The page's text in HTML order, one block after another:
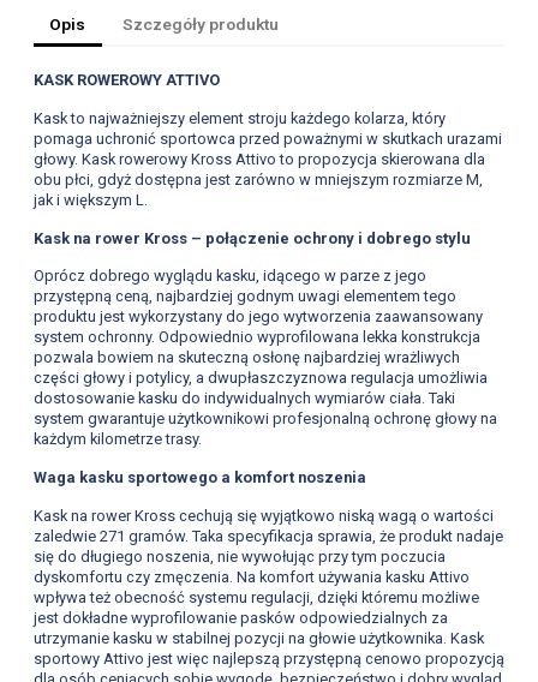
Opis Szczegóły produktu
KASK ROWEROWY ATTIVO
Kask to najważniejszy element stroju każdego kolarza, który
pomaga uchronić sportowca przed poważnymi w skutkach urazami
głowy. Kask rowerowy Kross Attivo to propozycja skierowana dla
obu płci, gdyż dostępna jest zarówno w mniejszym rozmiarze M,
jak i większym L.
Kask na rower Kross – połączenie ochrony i dobrego stylu
Oprócz dobrego wyglądu kasku, idącego w parze z jego
przystępną ceną, najbardziej godnym uwagi elementem tego
produktu jest wykorzystany do jego wytworzenia zaawansowany
system ochronny. Odpowiednio wyprofilowana lekka konstrukcja
pozwala bowiem na skuteczną osłonę najbardziej wrażliwych
części głowy i potylicy, a dwupłaszczyznowa regulacja umożliwia
dostosowanie kasku do indywidualnych wymiarów ciała. Taki
system gwarantuje użytkownikowi profesjonalną ochronę głowy na
każdym kilometrze trasy.
Waga kasku sportowego a komfort noszenia
Kask na rower Kross cechują się wyjątkowo niską wagą o wartości
zaledwie 271 gramów. Taka specyfikacja sprawia, że produkt nadaje
się do długiego noszenia, nie wywołując przy tym poczucia
dyskomfortu czy zmęczenia. Na komfort używania kasku Attivo
wpływa też obecność systemu regulacji, dzięki któremu możliwe
jest dokładne wyprofilowanie pasków odpowiedzialnych za
utrzymanie kasku w stabilnej pozycji na głowie użytkownika. Kask
sportowy Attivo jest więc najlepszą przystępną cenowo propozycją